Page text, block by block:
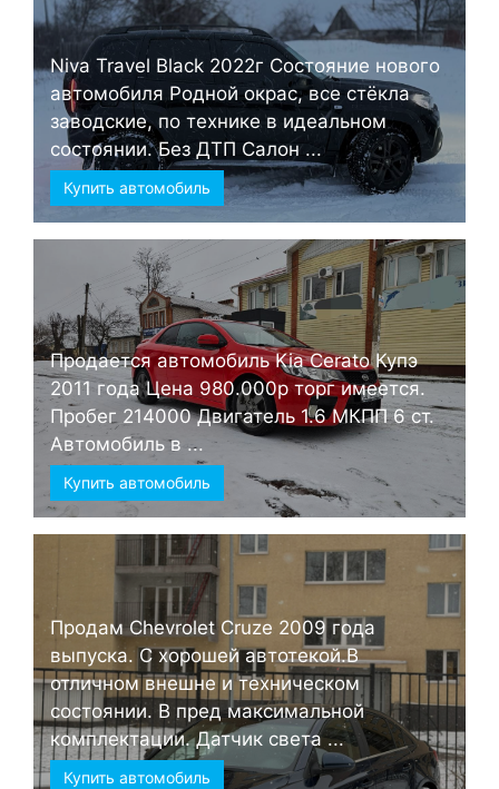
Niva Travel Black 2022г Состояние нового
автомобиля Родной окрас, все стёкла
заводские, по технике в идеальном
состоянии. Без ДТП Салон ...
Купить автомобиль
Продается автомобиль Kia Cerato Купэ
2011 года Цена 980.000р торг имеется.
Пробег 214000 Двигатель 1.6 МКПП 6 ст.
Автомобиль в ...
Купить автомобиль
Продам Chevrolet Cruze 2009 года
выпуска. С хорошей автотекой.В
отличном внешне и техническом
состоянии. В пред максимальной
комплектации. Датчик света ...
Купить автомобиль